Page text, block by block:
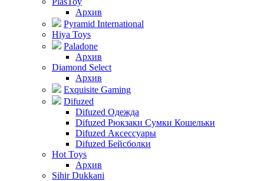
Архив
Pyramid International
Hiya Toys
Paladone
Архив
Diamond Select
Архив
Exquisite Gaming
Difuzed
Difuzed Одежда
Difuzed Рюкзаки Сумки Кошельки
Difuzed Аксессуары
Difuzed Бейсболки
Hot Toys
Архив
Sihir Dukkani